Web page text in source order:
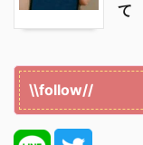
て
\\follow//